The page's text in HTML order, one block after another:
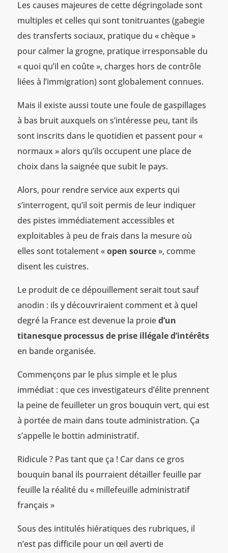
Les causes majeures de cette dégringolade sont
multiples et celles qui sont tonitruantes (gabegie
des transferts sociaux, pratique du « chèque »
pour calmer la grogne, pratique irresponsable du
« quoi qu’il en coûte », charges hors de contrôle
liées à l’immigration) sont globalement connues.
Mais il existe aussi toute une foule de gaspillages
à bas bruit auxquels on s’intéresse peu, tant ils
sont inscrits dans le quotidien et passent pour «
normaux » alors qu’ils occupent une place de
choix dans la saignée que subit le pays.
Alors, pour rendre service aux experts qui
s’interrogent, qu’il soit permis de leur indiquer
des pistes immédiatement accessibles et
exploitables à peu de frais dans la mesure où
elles sont totalement «open source», comme
disent les cuistres.
Le produit de ce dépouillement serait tout sauf
anodin : ils y découvriraient comment et à quel
degré la France est devenue la proied’un
titanesque processus de prise illégale d’intérêts
en bande organisée.
Commençons par le plus simple et le plus
immédiat : que ces investigateurs d’élite prennent
la peine de feuilleter un gros bouquin vert, qui est
à portée de main dans toute administration. Ça
s’appelle le bottin administratif.
Ridicule ? Pas tant que ça ! Car dans ce gros
bouquin banal ils pourraient détailler feuille par
feuille la réalité du « millefeuille administratif
français »
Sous des intitulés hiératiques des rubriques, il
n’est pas difficile pour un œil averti de